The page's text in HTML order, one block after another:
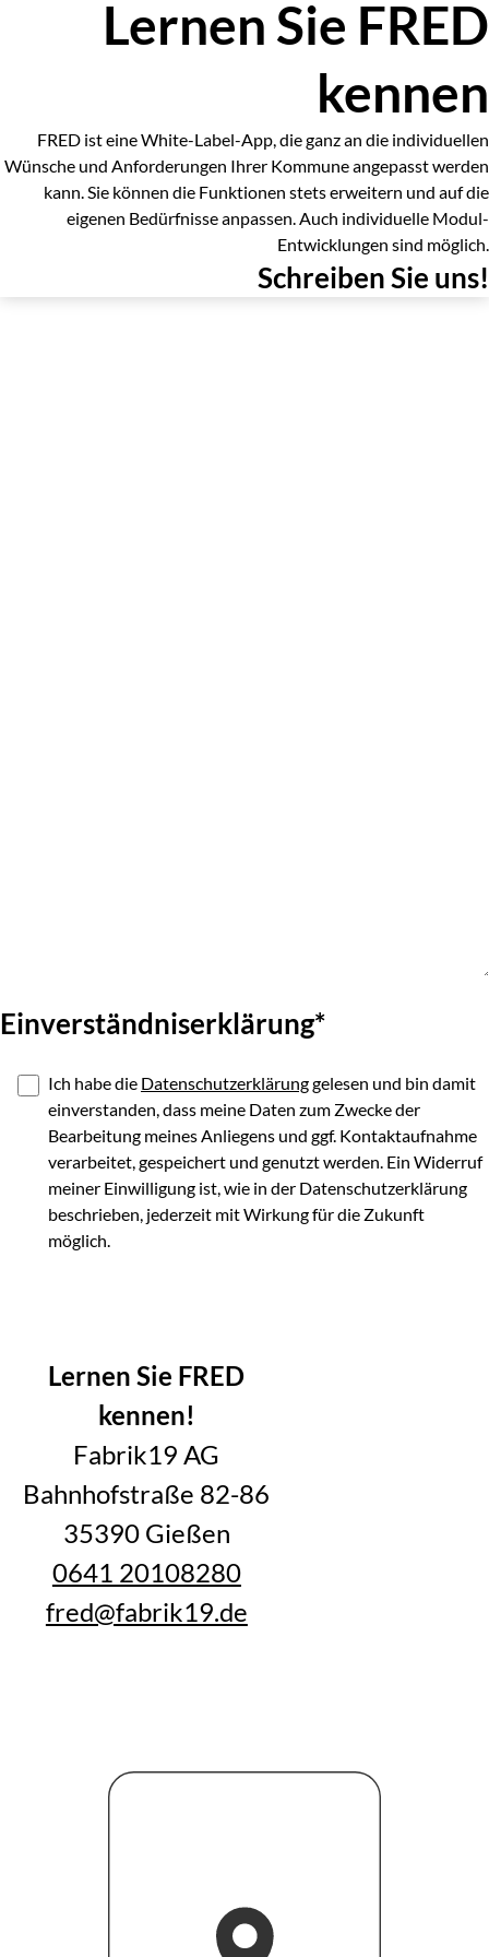
Lernen Sie FRED
kennen
FRED ist eine White-Label-App, die ganz an die individuellen
Wünsche und Anforderungen Ihrer Kommune angepasst werden
kann. Sie können die Funktionen stets erweitern und auf die
eigenen Bedürfnisse anpassen. Auch individuelle Modul-
Entwicklungen sind möglich.
Schreiben Sie uns!
Einverständniserklärung*
Ich habe die Datenschutzerklärunggelesen und bin damit
einverstanden, dass meine Daten zum Zwecke der
Bearbeitung meines Anliegens und ggf. Kontaktaufnahme
verarbeitet, gespeichert und genutzt werden. Ein Widerruf
meiner Einwilligung ist, wie in der Datenschutzerklärung
beschrieben, jederzeit mit Wirkung für die Zukunft
möglich.
Lernen Sie FRED
kennen!
Fabrik19 AG
Bahnhofstraße 82-86
35390 Gießen
0641 20108280
fred@fabrik19.de